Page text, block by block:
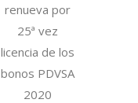
renueva por
25ª vez
licencia de los
bonos PDVSA
2020